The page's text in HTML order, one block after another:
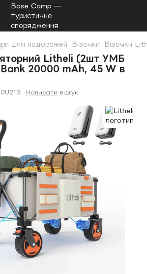
для подорожей Візочки Візочки
Litheli (2шт УМБ
20000 mAh, 45 W в
Написати відгук